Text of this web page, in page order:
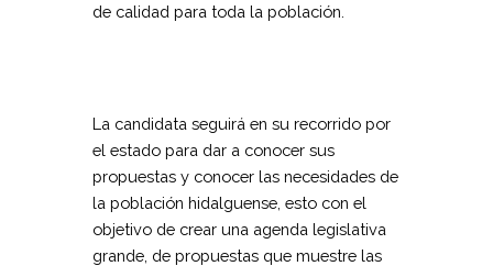
de calidad para toda la población.
La candidata seguirá en su recorrido por
el estado para dar a conocer sus
propuestas y conocer las necesidades de
la población hidalguense, esto con el
objetivo de crear una agenda legislativa
grande, de propuestas que muestre las